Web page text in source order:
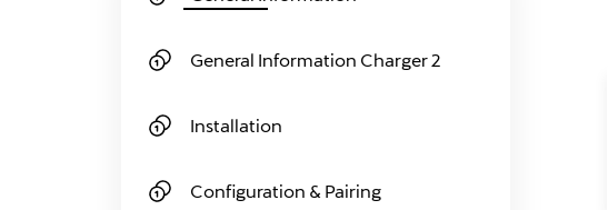
General Information Charger 2
Installation
Configuration & Pairing